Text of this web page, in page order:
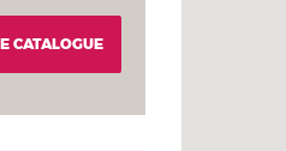
CATALOGUE